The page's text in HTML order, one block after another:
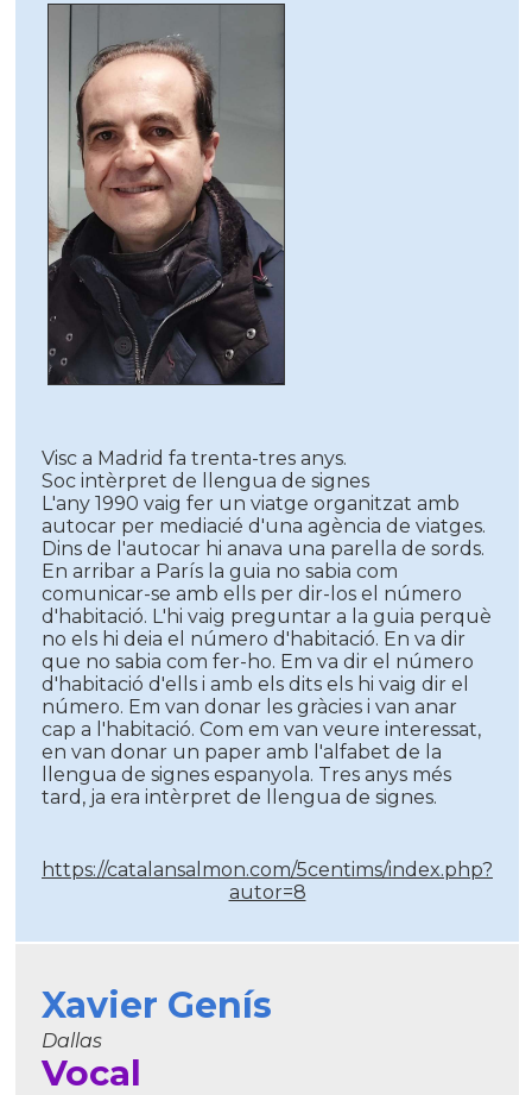
Visc a Madrid fa trenta-tres anys.
Soc intèrpret de llengua de signes
L'any 1990 vaig fer un viatge organitzat amb
autocar per mediacié d'una agència de viatges.
Dins de l'autocar hi anava una parella de sords.
En arribar a París la guia no sabia com
comunicar-se amb ells per dir-los el número
d'habitació. L'hi vaig preguntar a la guia perquè
no els hi deia el número d'habitació. En va dir
que no sabia com fer-ho. Em va dir el número
d'habitació d'ells i amb els dits els hi vaig dir el
número. Em van donar les gràcies i van anar
cap a l'habitació. Com em van veure interessat,
en van donar un paper amb l'alfabet de la
llengua de signes espanyola. Tres anys més
tard, ja era intèrpret de llengua de signes.
https://catalansalmon.com/5centims/index.php?
autor=8
Xavier Genís
Dallas
Vocal